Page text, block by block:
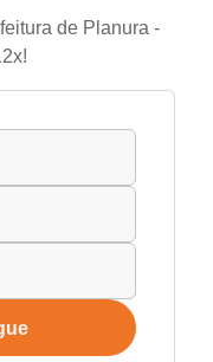
de Planura -